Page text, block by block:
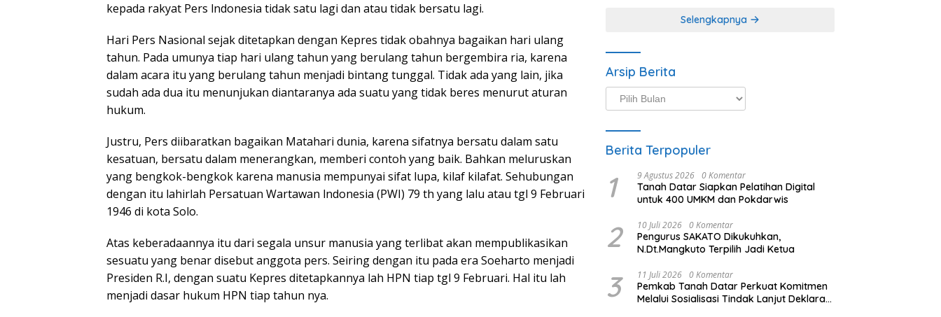
kepada rakyat Pers lndonesia tidak satu lagi dan atau tidak bersatu lagi.
Hari Pers Nasional sejak ditetapkan dengan Kepres tidak obahnya bagaikan hari ulang
tahun. Pada umunya tiap hari ulang tahun yang berulang tahun bergembira ria, karena
dalam acara itu yang berulang tahun menjadi bintang tunggal. Tidak ada yang lain, jika
sudah ada dua itu menunjukan diantaranya ada suatu yang tidak beres menurut aturan
hukum.
Justru, Pers diibaratkan bagaikan Matahari dunia, karena sifatnya bersatu dalam satu
kesatuan, bersatu dalam menerangkan, memberi contoh yang baik. Bahkan meluruskan
yang bengkok-bengkok karena manusia mempunyai sifat lupa, kilaf kilafat. Sehubungan
dengan itu lahirlah Persatuan Wartawan lndonesia (PWI) 79 th yang lalu atau tgl 9 Februari
1946 di kota Solo.
Atas keberadaannya itu dari segala unsur manusia yang terlibat akan mempublikasikan
sesuatu yang benar disebut anggota pers. Seiring dengan itu pada era Soeharto menjadi
Presiden R.I, dengan suatu Kepres ditetapkannya lah HPN tiap tgl 9 Februari. Hal itu lah
menjadi dasar hukum HPN tiap tahun nya.
Selengkapnya
Arsip Berita
Arsip
Berita
Berita Terpopuler
1 9 Agustus 2026 0 Komentar
Tanah Datar Siapkan Pelatihan Digital
untuk 400 UMKM dan Pokdarwis
2 10 Juli 2026 0 Komentar
Pengurus SAKATO Dikukuhkan,
N.Dt.Mangkuto Terpilih Jadi Ketua
3 11 Juli 2026 0 Komentar
Pemkab Tanah Datar Perkuat Komitmen
Melalui Sosialisasi Tindak Lanjut Deklarasi